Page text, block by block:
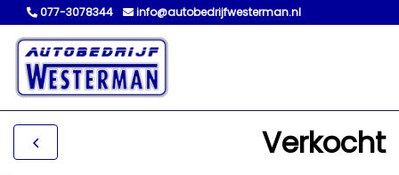
077-3078344 info@autobedrijfwesterman.nl
Verkocht